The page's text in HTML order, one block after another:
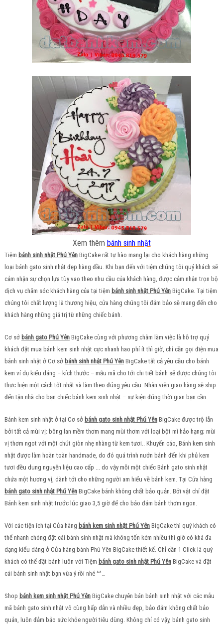
Xem thêm bánh sinh nhật
Tiệm bánh sinh nhật Phú YênBigCake rất tự hào mang lại cho khách hàng những
loại bánh gato sinh nhật đẹp hàng đầu. Khi bạn đến với tiệm chúng tôi quý khách sẽ
cảm nhận sự chọn lựa tùy vao theo nhu cầu của khách hàng, được cảm nhận trọn bộ
dịch vụ chăm sóc khách hàng của tại tiệm bánh sinh nhật Phú YênBigCake. Tại tiệm
chúng tôi chất lượng là thương hiệu, cửa hàng chúng tôi đảm bảo sẽ mang đến cho
khách hàng những giá trị từ những chiếc bánh.
Cơ sở bánh gato Phú YênBigCake cùng với phương châm làm việc là hỗ trợ quý
khách đặt mua bánh kem sinh nhật cực nhanh hao phí ít thì giờ, chỉ cần gọi điện mua
bánh sinh nhật ở Cơ sở bánh sinh nhật Phú YênBigCake tất cả yêu cầu cho bánh
kem ví dụ kiểu dáng – kích thước – mẫu mã cho tới chi tiết bánh sẽ được chúng tôi
thực hiện một cách tốt nhất và làm theo đúng yêu cầu. Nhân viên giao hàng sẽ ship
đến tận nhà cho bạn chiếc bánh kem sinh nhật – sự kiện đúng thời gian bạn cần.
Bánh kem sinh nhật ở tại Cơ sở bánh gato sinh nhật Phú YênBigCake được trộ lẫn
bởi tất cả mùi vị: bông lan mềm thơm mang mùi thơm với loại bột mì hảo hạng; mùi
vị thơm ngot với một chút giòn nhẹ nhàng từ kem tươi.. Khuyến cáo, Bánh kem sinh
nhật được làm hoàn toàn handmade, do đó quá trình nướn bánh đến khi phủ kem
tươi đều dung nguyên liệu cao cấp ... do vậy mỗi một chiếc Bánh gato sinh nhật
chứa một hương vị, dành tới cho những người am hiểu về bánh kem. Tại Cửa hàng
bánh gato sinh nhật Phú YênBigCake bánh không chất bảo quản. Bởi vật chỉ đặt
Bánh kem sinh nhật trước lúc giao 3,5 giờ để cho bảo đảm bánh thơm ngon.
Với các tiện ích tại Cửa hàng bánh kem sinh nhật Phú YênBigCake thì quý khách có
thể nhanh chóng đặt cái bánh sinh nhật mà không tốn kém nhiều thì giờ có khá đa
dạng kiểu dáng ở Cửa hàng bánh Phú Yên BigCake thiết kế. Chỉ cần 1 Click là quý
khách có thể đặt bánh luôn với Tiệm bánh gato sinh nhật Phú YênBigCake và đặt
cái bánh sinh nhật bạn vừa ý rồi nhé ^^…
Shop bánh kem sinh nhật Phú YênBigCake chuyên bán bánh sinh nhật với các mẫu
mã bánh gato sinh nhật vô cùng hấp dẫn và nhiều đẹp, bảo đảm không chất bảo
quản, luôn đảm bảo sức khỏe người tiêu dùng. Không chỉ có vậy, bánh gato sinh